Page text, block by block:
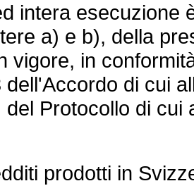
esecuzione
a) e b), della
vigore, in
dell'Accordo di cui
del Protocollo di
prodotti in